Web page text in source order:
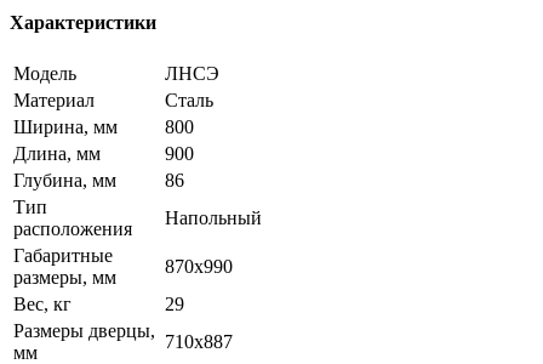
Характеристики
Модель
ЛНСЭ
Материал
Сталь
Ширина, мм
800
Длина, мм
900
Глубина, мм
86
Тип
расположения
Напольный
Габаритные
размеры, мм
870x990
Вес, кг
29
Размеры дверцы,
мм
710х887